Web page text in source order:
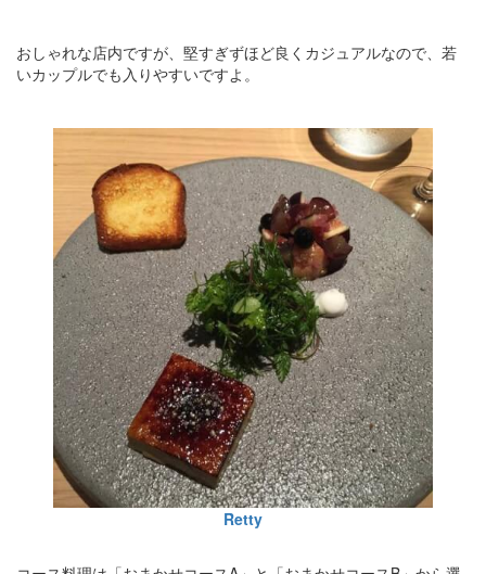
おしゃれな店内ですが、堅すぎずほど良くカジュアルなので、若
いカップルでも入りやすいですよ。
Retty